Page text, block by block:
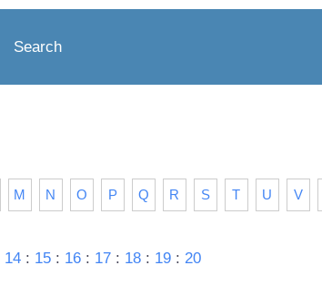
Search
M N O P Q R S T U V
14: 15: 16: 17: 18: 19: 20